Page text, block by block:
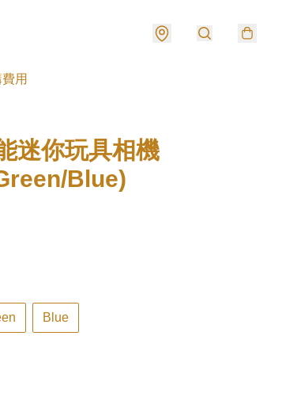
用
迷你玩具相機
Blue)
Blue